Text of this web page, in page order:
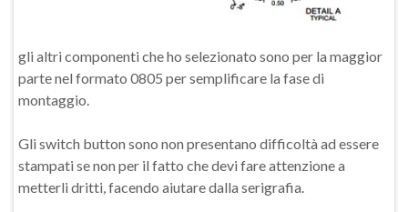
gli altri componenti che ho selezionato sono per la maggior
parte nel formato 0805 per semplificare la fase di
montaggio.
Gli switch button sono non presentano difficoltà ad essere
stampati se non per il fatto che devi fare attenzione a
metterli dritti, facendo aiutare dalla serigrafia.